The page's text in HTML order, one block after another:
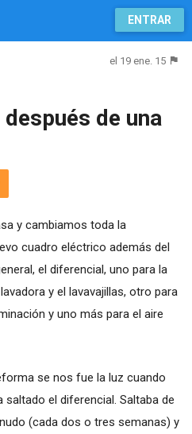
ENTRAR
el 19 ene. 15
de una
y cambiamos toda la
cuadro eléctrico además del
el diferencial, uno para la
y el lavavajillas, otro para
y uno más para el aire
se nos fue la luz cuando
el diferencial. Saltaba de
(cada dos o tres semanas) y